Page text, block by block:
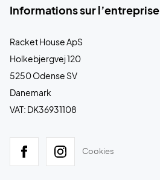
Informations sur l’entreprise
Racket House ApS
Holkebjergvej 120
5250 Odense SV
Danemark
VAT: DK36931108
Cookies